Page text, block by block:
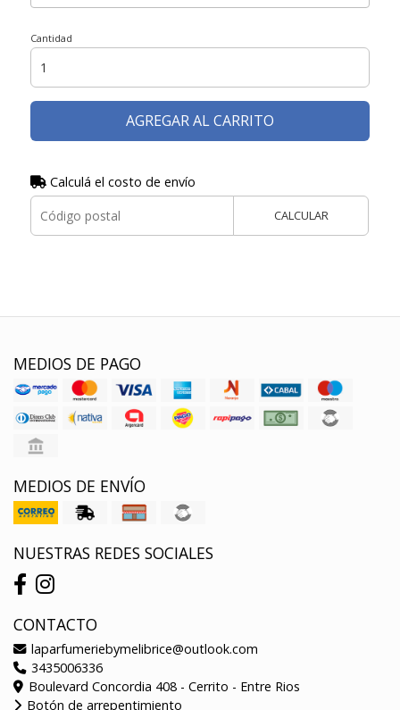
Cantidad
AGREGAR AL CARRITO
Calculá el costo de envío
CALCULAR
MEDIOS DE PAGO
MEDIOS DE ENVÍO
NUESTRAS REDES SOCIALES
CONTACTO
laparfumeriebymelibrice@outlook.com
3435006336
Boulevard Concordia 408 - Cerrito - Entre Rios
Botón de arrepentimiento